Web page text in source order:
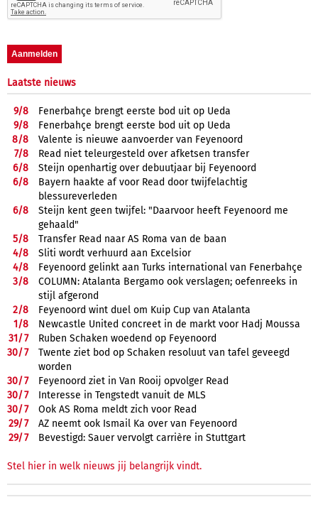
Laatste nieuws
9/8
Fenerbahçe brengt eerste bod uit op Ueda
9/8
Fenerbahçe brengt eerste bod uit op Ueda
8/8
Valente is nieuwe aanvoerder van Feyenoord
7/8
Read niet teleurgesteld over afketsen transfer
6/8
Steijn openhartig over debuutjaar bij Feyenoord
6/8
Bayern haakte af voor Read door twijfelachtig
blessureverleden
6/8
Steijn kent geen twijfel: "Daarvoor heeft Feyenoord me
gehaald"
5/8
Transfer Read naar AS Roma van de baan
4/8
Sliti wordt verhuurd aan Excelsior
4/8
Feyenoord gelinkt aan Turks international van Fenerbahçe
3/8
COLUMN: Atalanta Bergamo ook verslagen; oefenreeks in
stijl afgerond
2/8
Feyenoord wint duel om Kuip Cup van Atalanta
1/8
Newcastle United concreet in de markt voor Hadj Moussa
31/7
Ruben Schaken woedend op Feyenoord
30/7
Twente ziet bod op Schaken resoluut van tafel geveegd
worden
30/7
Feyenoord ziet in Van Rooij opvolger Read
30/7
Interesse in Tengstedt vanuit de MLS
30/7
Ook AS Roma meldt zich voor Read
29/7
AZ neemt ook Ismail Ka over van Feyenoord
29/7 Bevestigd: Sauer vervolgt carrière in Stuttgart
Stel hier in welk nieuws jij belangrijk vindt.